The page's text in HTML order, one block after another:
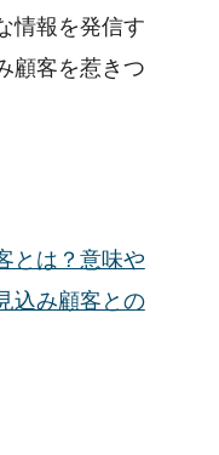
情報を発信す
顧客を惹きつ
とは？意味や
込み顧客との